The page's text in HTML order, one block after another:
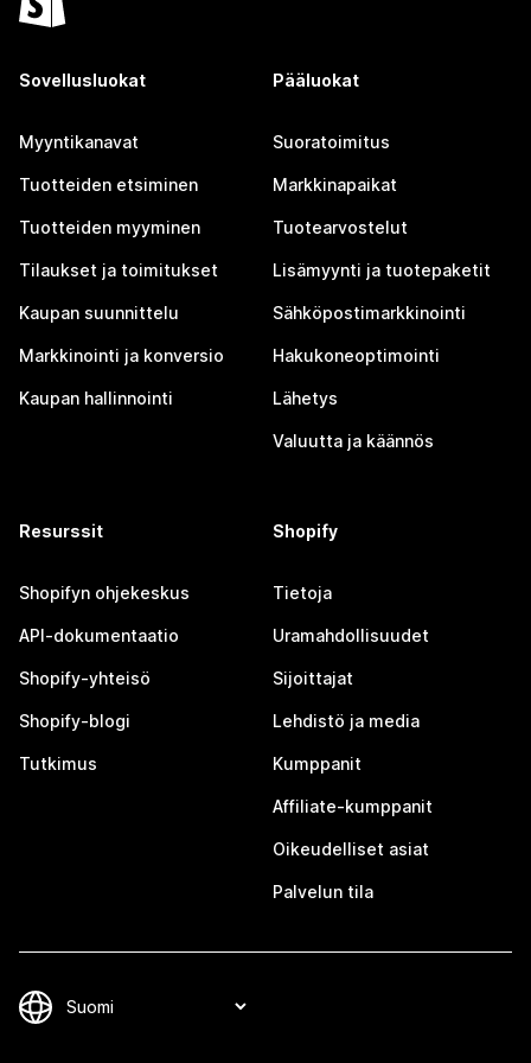
Sovellusluokat
Myyntikanavat
Tuotteiden etsiminen
Tuotteiden myyminen
Tilaukset ja toimitukset
Kaupan suunnittelu
Markkinointi ja konversio
Kaupan hallinnointi
Pääluokat
Suoratoimitus
Markkinapaikat
Tuotearvostelut
Lisämyynti ja tuotepaketit
Sähköpostimarkkinointi
Hakukoneoptimointi
Lähetys
Valuutta ja käännös
Resurssit
Shopifyn ohjekeskus
API-dokumentaatio
Shopify-yhteisö
Shopify-blogi
Tutkimus
Shopify
Tietoja
Uramahdollisuudet
Sijoittajat
Lehdistö ja media
Kumppanit
Affiliate-kumppanit
Oikeudelliset asiat
Palvelun tila